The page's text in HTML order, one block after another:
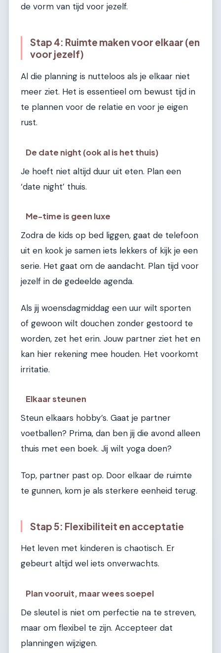
de vorm van tijd voor jezelf.
Stap 4: Ruimte maken voor elkaar (en
voor jezelf)
Al die planning is nutteloos als je elkaar niet
meer ziet. Het is essentieel om bewust tijd in
te plannen voor de relatie en voor je eigen
rust.
De date night (ook al is het thuis)
Je hoeft niet altijd duur uit eten. Plan een
‘date night’ thuis.
Me-time is geen luxe
Zodra de kids op bed liggen, gaat de telefoon
uit en kook je samen iets lekkers of kijk je een
serie. Het gaat om de aandacht. Plan tijd voor
jezelf in de gedeelde agenda.
Als jij woensdagmiddag een uur wilt sporten
of gewoon wilt douchen zonder gestoord te
worden, zet het erin. Jouw partner ziet het en
kan hier rekening mee houden. Het voorkomt
irritatie.
Elkaar steunen
Steun elkaars hobby’s. Gaat je partner
voetballen? Prima, dan ben jij die avond alleen
thuis met een boek. Jij wilt yoga doen?
Top, partner past op. Door elkaar de ruimte
te gunnen, kom je als sterkere eenheid terug.
Stap 5: Flexibiliteit en acceptatie
Het leven met kinderen is chaotisch. Er
gebeurt altijd wel iets onverwachts.
Plan vooruit, maar wees soepel
De sleutel is niet om perfectie na te streven,
maar om flexibel te zijn. Accepteer dat
planningen wijzigen.